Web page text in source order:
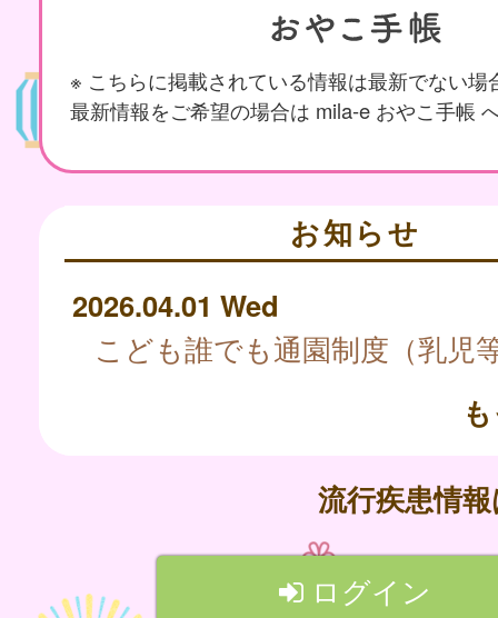
※ こちらに掲載されている情報は最新でない場
最新情報をご希望の場合は mila-e おやこ手帳
お知らせ
2026.04.01 Wed
流行疾患情
ログイン